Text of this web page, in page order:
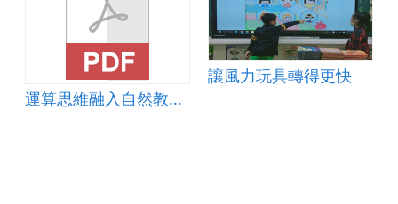
運算思維融入自然教材-溫室裡的花朵
讓風力玩具轉得更快